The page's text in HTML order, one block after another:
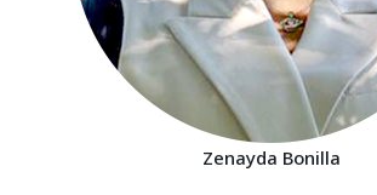
Zenayda Bonilla